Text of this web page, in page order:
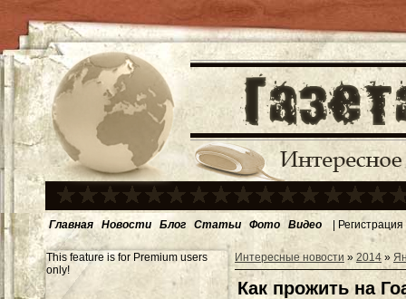
Главная Новости Блог Статьи Фото Видео | Регистрация
This feature is for Premium users
only!
Интересные новости » 2014 »
Как прожить на